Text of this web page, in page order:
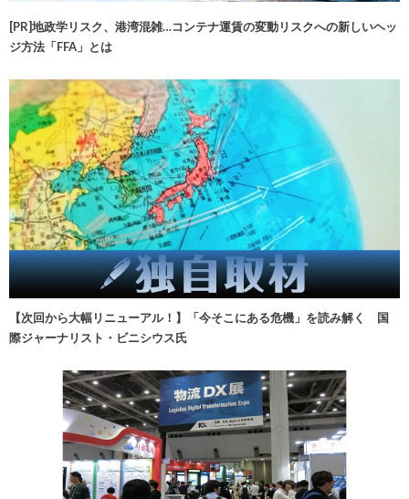
[PR]地政学リスク、港湾混雑…コンテナ運賃の変動リスクへの新しいヘッ
ジ方法「FFA」とは
【次回から大幅リニューアル！】「今そこにある危機」を読み解く 国
際ジャーナリスト・ビニシウス氏